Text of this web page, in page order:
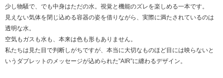
少し物騒で、でも中身はただの水。視覚と機能のズレを楽しめる一本です。
見えない気体を閉じ込める容器の姿を借りながら、実際に満たされているのは
透明な水。
空気もガスも水も、本来は色も形もありません。
私たちは見た目で判断しがちですが、本当に大切なものほど目には映らないと
いうダブレットのメッセージが込められた”AIR”に纏わるデザイン。